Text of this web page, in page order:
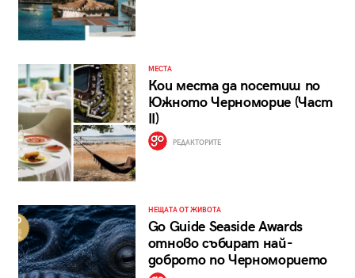
МЕСТА
Кои места да посетиш по
Южното Черноморие (Част
II)
РЕДАКТОРИТЕ
НЕЩАТА ОТ ЖИВОТА
Go Guide Seaside Awards
отново събират най-
доброто по Черноморието